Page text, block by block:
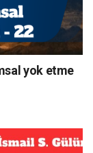
yok etme